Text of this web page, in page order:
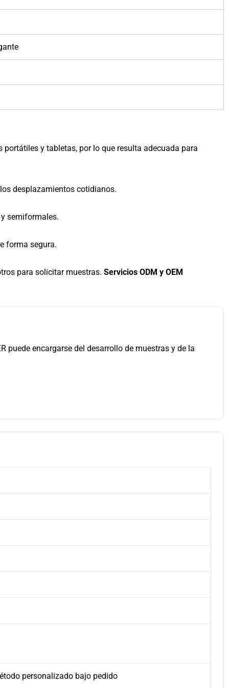
y tabletas, por lo que resulta adecuada para
desplazamientos cotidianos.
semiformales.
forma segura.
para solicitar muestras. Servicios ODM y OEM
puede encargarse del desarrollo de muestras y de la
personalizado bajo pedido